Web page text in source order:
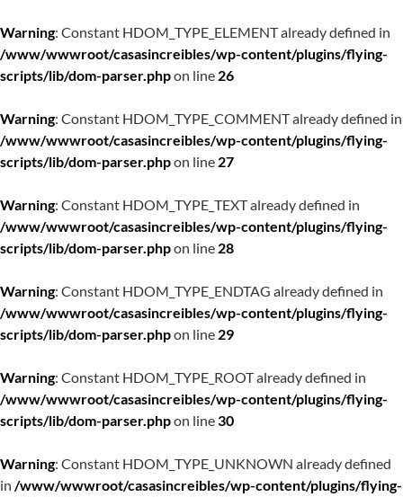
Warning: Constant HDOM_TYPE_ELEMENT already defined in
/www/wwwroot/casasincreibles/wp-content/plugins/flying-
scripts/lib/dom-parser.phpon line 26
Warning: Constant HDOM_TYPE_COMMENT already defined in
/www/wwwroot/casasincreibles/wp-content/plugins/flying-
scripts/lib/dom-parser.phpon line 27
Warning: Constant HDOM_TYPE_TEXT already defined in
/www/wwwroot/casasincreibles/wp-content/plugins/flying-
scripts/lib/dom-parser.phpon line 28
Warning: Constant HDOM_TYPE_ENDTAG already defined in
/www/wwwroot/casasincreibles/wp-content/plugins/flying-
scripts/lib/dom-parser.phpon line 29
Warning: Constant HDOM_TYPE_ROOT already defined in
/www/wwwroot/casasincreibles/wp-content/plugins/flying-
scripts/lib/dom-parser.phpon line30
Warning: Constant HDOM_TYPE_UNKNOWN already defined
in /www/wwwroot/casasincreibles/wp-content/plugins/flying-